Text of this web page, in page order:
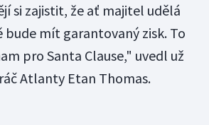
si zajistit, že ať majitel udělá
mít garantovaný zisk. To
pro Santa Clause," uvedl už
Atlanty Etan Thomas.